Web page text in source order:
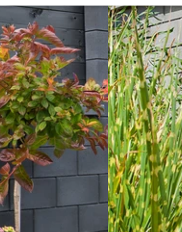
Marketing
Analytika Marketing
stránek, jako je přihlášení uživatele a správa účtu. Webové
soubor cookie používá služba Cookie-Script.com k
předvoleb souhlasu se soubory cookie
Je nutné, aby banner cookie Cookie-Script.com
správně.
laravel používá laravel_session k identifikaci instance
pro uživatele
cookie se používá k jedinečné identifikaci zařízení, která
přístup k webové stránce, aby sledovala používání a zlepšila